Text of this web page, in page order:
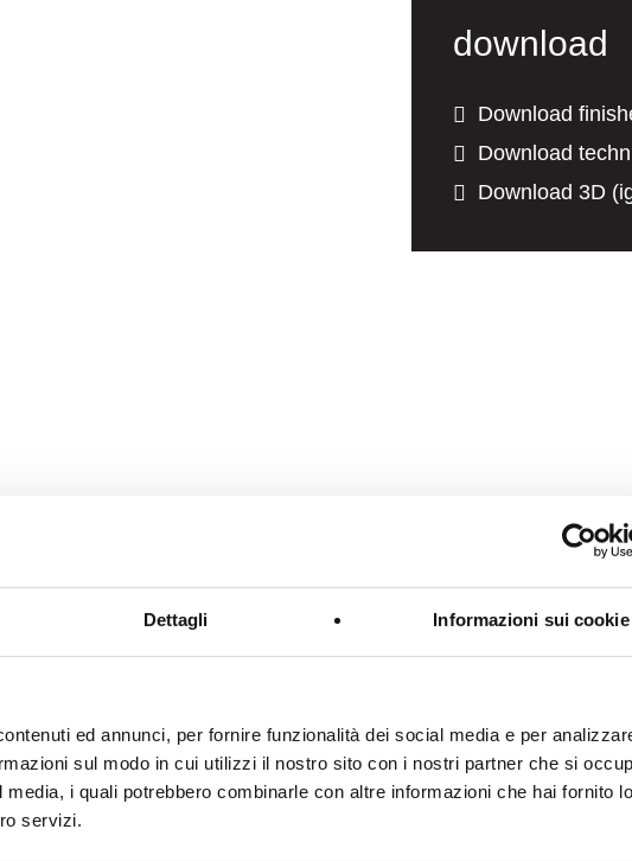
Dettagli Informazioni sui cookie
ed annunci, per fornire funzionalità dei social media e per
sul modo in cui utilizzi il nostro sito con i nostri partner che si
i quali potrebbero combinarle con altre informazioni che hai fornito
servizi.
download
Download
Download
Download 3D